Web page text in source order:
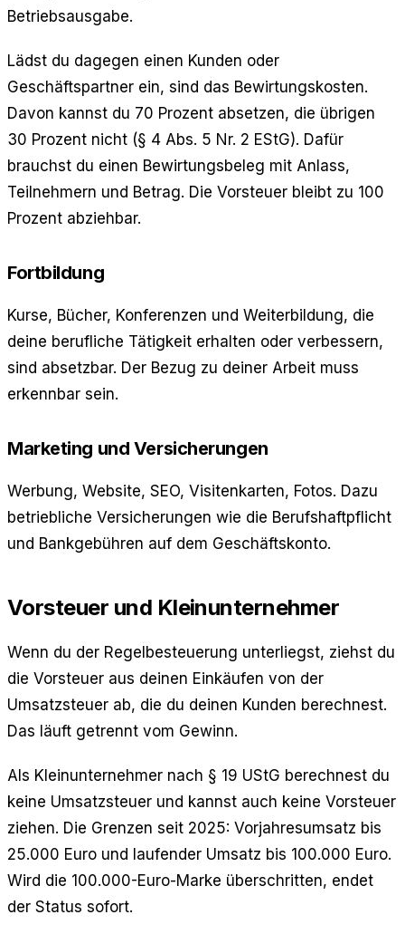
Betriebsausgabe.
Lädst du dagegen einen Kunden oder
Geschäftspartner ein, sind das Bewirtungskosten.
Davon kannst du 70 Prozent absetzen, die übrigen
30 Prozent nicht (§ 4 Abs. 5 Nr. 2 EStG). Dafür
brauchst du einen Bewirtungsbeleg mit Anlass,
Teilnehmern und Betrag. Die Vorsteuer bleibt zu 100
Prozent abziehbar.
Fortbildung
Kurse, Bücher, Konferenzen und Weiterbildung, die
deine berufliche Tätigkeit erhalten oder verbessern,
sind absetzbar. Der Bezug zu deiner Arbeit muss
erkennbar sein.
Marketing und Versicherungen
Werbung, Website, SEO, Visitenkarten, Fotos. Dazu
betriebliche Versicherungen wie die Berufshaftpflicht
und Bankgebühren auf dem Geschäftskonto.
Vorsteuer und Kleinunternehmer
Wenn du der Regelbesteuerung unterliegst, ziehst du
die Vorsteuer aus deinen Einkäufen von der
Umsatzsteuer ab, die du deinen Kunden berechnest.
Das läuft getrennt vom Gewinn.
Als Kleinunternehmer nach § 19 UStG berechnest du
keine Umsatzsteuer und kannst auch keine Vorsteuer
ziehen. Die Grenzen seit 2025: Vorjahresumsatz bis
25.000 Euro und laufender Umsatz bis 100.000 Euro.
Wird die 100.000-Euro-Marke überschritten, endet
der Status sofort.